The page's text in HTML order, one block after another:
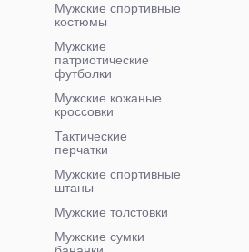
Мужские спортивные
костюмы
Мужские
патриотические
футболки
Мужские кожаные
кроссовки
Тактические
перчатки
Мужские спортивные
штаны
Мужские толстовки
Мужские сумки